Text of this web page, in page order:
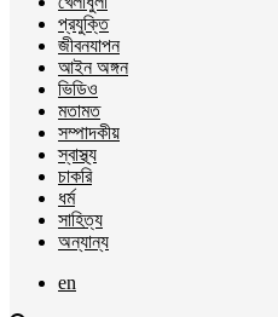
প্রযুক্তি
জীবনযাপন
আইন অঙ্গন
ভিডিও
মতামত
সম্পাদকীয়
স্বাস্থ্য
চাকরি
ধর্ম
সাহিত্য
অন্যান্য
en